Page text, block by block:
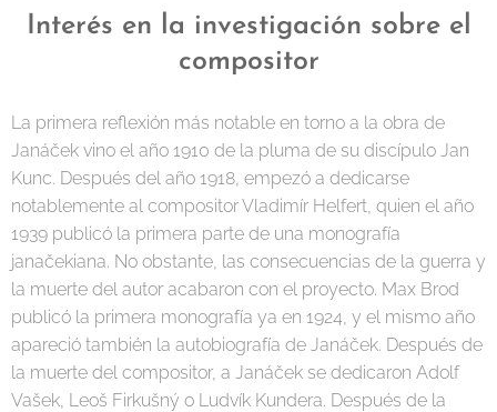
Interés en la investigación sobre el
compositor
La primera reflexión más notable en torno a la obra de
Janáček vino el año 1910 de la pluma de su discípulo Jan
Kunc. Después del año 1918, empezó a dedicarse
notablemente al compositor Vladimír Helfert, quien el año
1939 publicó la primera parte de una monografía
janačekiana. No obstante, las consecuencias de la guerra y
la muerte del autor acabaron con el proyecto. Max Brod
publicó la primera monografía ya en 1924, y el mismo año
apareció también la autobiografía de Janáček. Después de
la muerte del compositor, a Janáček se dedicaron Adolf
Vašek, Leoš Firkušný o Ludvík Kundera. Después de la